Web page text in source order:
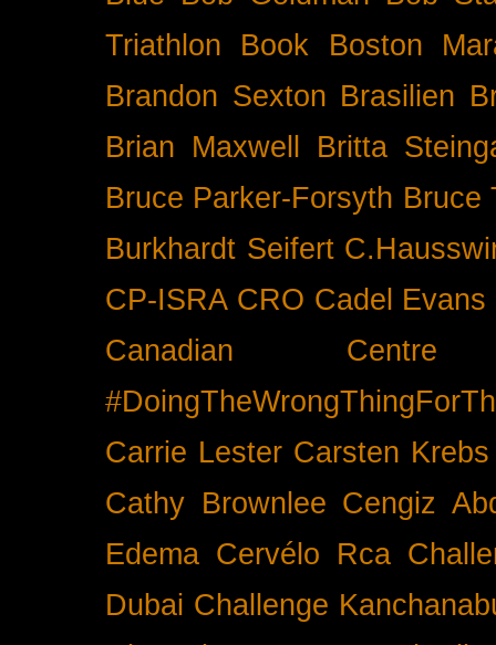
Triathlon
Book
Boston
Brandon Sexton Brasilien
Brian Maxwell
Britta
Bruce Parker-Forsyth Bruce
Burkhardt Seifert
CP-ISRA CRO Cadel Evans
Canadian
Carrie Lester Carsten Krebs
Cathy Brownlee Cengiz
Edema Cervélo Rca
Dubai Challenge